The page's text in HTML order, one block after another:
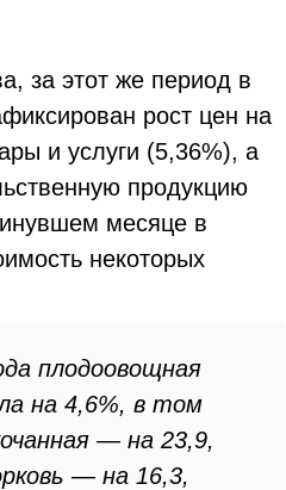
за этот же период в
рост цен на
и услуги (5,36%), а
продукцию
месяце в
некоторых
плодоовощная
на 4,6%, в том
— на 23,9,
— на 16,3,